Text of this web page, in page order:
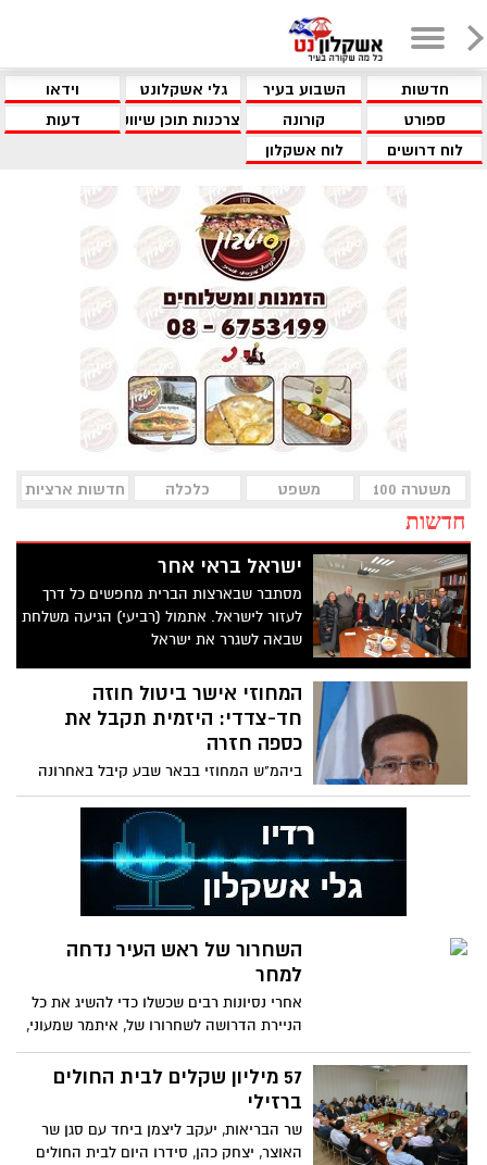
חדשות השבוע בעיר גלי אשקלונט
וידאו
ספורט
קורונה צרכנות תוכן שיווקי
דעות
לוח דרושים
לוח אשקלון
משטרה 100 משפט כלכלה חדשות ארציות
חדשות
ישראל בראי אחר
מסתבר שבארצות הברית מחפשים כל דרך
לעזור לישראל. אתמול (רביעי) הגיעה משלחת
שבאה לשגרר את ישראל
המחוזי אישר ביטול חוזה
חד-צדדי: היזמית תקבל את
כספה חזרה
ביהמ"ש המחוזי בבאר שבע קיבל באחרונה
את טענת החברה, לפיה אינה מחויבת לרכוש
את הזכויות בקרקע באשקלון, מאחר
שהמוכרת לא פעלה לשינוי ייעוד הקרקע
מחקלאות לפעילות עסקית (משפט)
השחרור של ראש העיר נדחה
למחר
אחרי נסיונות רבים שכשלו כדי להשיג את כל
הניירת הדרושה לשחרורו של, איתמר שמעוני,
יציאתו לחופשי תתאפשר רק מחר בבוקר
57 מיליון שקלים לבית החולים
ברזילי
שר הבריאות, יעקב ליצמן ביחד עם סגן שר
האוצר, יצחק כהן, סידרו היום לבית החולים